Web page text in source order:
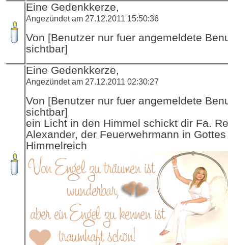
Eine Gedenkkerze,
Angezündet am 27.12.2011 15:50:36
Von [Benutzer nur fuer angemeldete
sichtbar]
Eine Gedenkkerze,
Angezündet am 27.12.2011 02:30:27
Von [Benutzer nur fuer angemeldete
sichtbar]
ein Licht in den Himmel schickt dir Fa.
Alexander, der Feuerwehrmann in Gottes
Himmelreich